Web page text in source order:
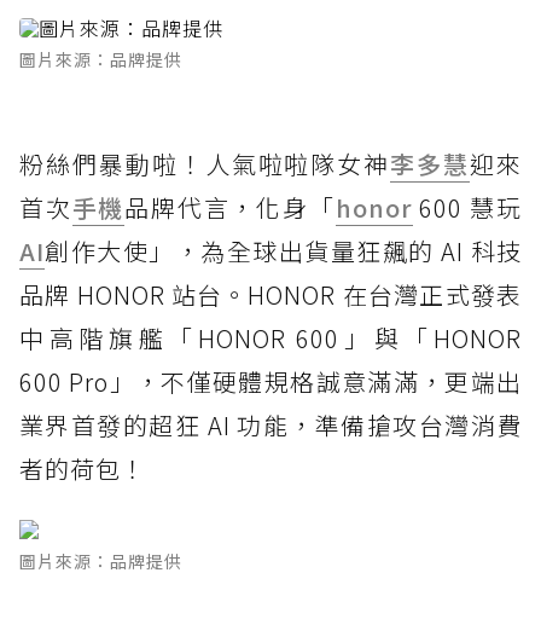
圖片來源：品牌提供
粉絲們暴動啦！人氣啦啦隊女神李多慧迎來
首次手機品牌代言，化身「honor 600 慧玩
AI創作大使」，為全球出貨量狂飆的 AI 科技
品牌 HONOR 站台。HONOR 在台灣正式發表
中高階旗艦「HONOR 600」與「HONOR
600 Pro」，不僅硬體規格誠意滿滿，更端出
業界首發的超狂 AI 功能，準備搶攻台灣消費
者的荷包！
圖片來源：品牌提供